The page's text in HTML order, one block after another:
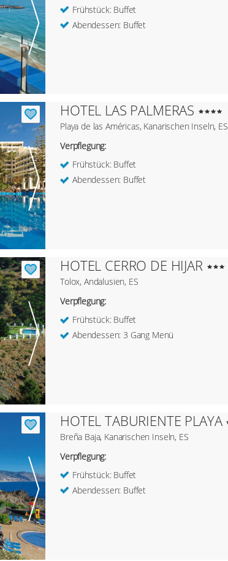
Frühstück: Buffet
Abendessen: Buffet
HOTEL LAS PALMERAS
Playa de las Américas, Kanarischen Inseln, ES
Verpflegung:
Frühstück: Buffet
Abendessen: Buffet
HOTEL CERRO DE HIJAR
Tolox, Andalusien, ES
Verpflegung:
Frühstück: Buffet
Abendessen: 3 Gang Menü
HOTEL TABURIENTE PLAYA
Breña Baja, Kanarischen Inseln, ES
Verpflegung:
Frühstück: Buffet
Abendessen: Buffet